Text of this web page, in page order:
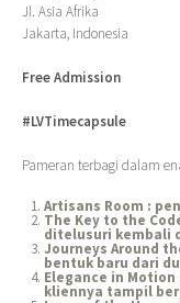
Jl. Asia Afrika
Jakarta, Indonesia
Free Admission
#LVTimecapsule
Pameran terbagi dalam
Artisans Room :
The Key to the
ditelusuri kembali
Journeys Around
bentuk baru dari
Elegance in
kliennya tampil